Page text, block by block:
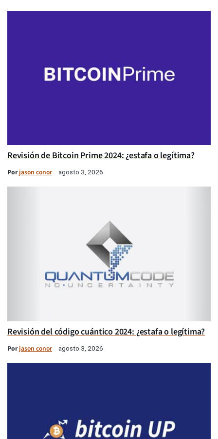
Revisión de Bitcoin Prime 2024: ¿estafa o legítima?
Porjason conor agosto 3, 2026
Revisión del código cuántico 2024: ¿estafa o legítima?
Porjason conor agosto 3, 2026